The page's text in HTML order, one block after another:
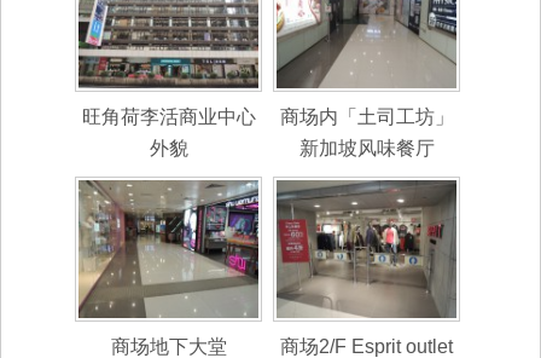
旺角荷李活商业中心
外貌
商场内「土司工坊」
新加坡风味餐厅
商场地下大堂 商场2/F Esprit outlet